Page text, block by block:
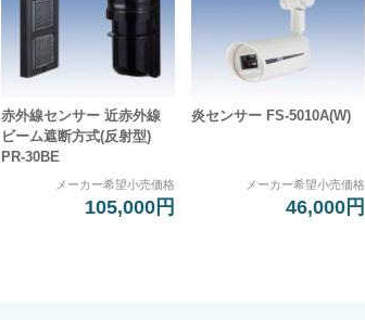
赤外線センサー 近赤外線
ビーム遮断方式(反射型)
PR-30BE
メーカー希望小売価格
105,000円
炎センサー FS-5010A(W)
メーカー希望小売価格
46,000円